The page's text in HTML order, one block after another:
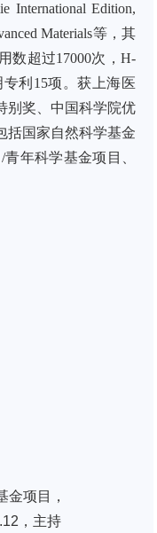
International Edition,
Materials等，其
数超过17000次，H-
利15项。获上海医
别奖、中国科学院优
括国家自然科学基金
年科学基金项目、
金项目，
，主持